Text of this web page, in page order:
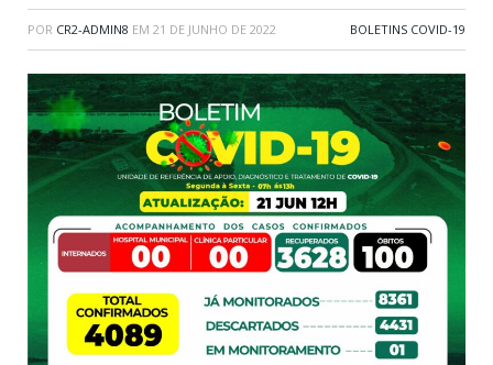
POR CR2-ADMIN8 EM 21 DE JUNHO DE 2022 BOLETINS COVID-19